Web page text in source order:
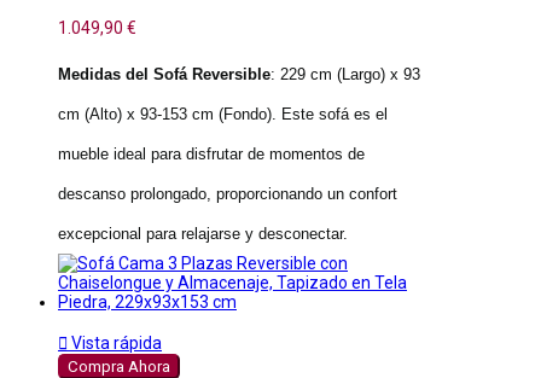
1.049,90 €
Medidas del Sofá Reversible: 229 cm (Largo) x 93
cm (Alto) x 93-153 cm (Fondo). Este sofá es el
mueble ideal para disfrutar de momentos de
descanso prolongado, proporcionando un confort
excepcional para relajarse y desconectar.
 Vista rápida
Compra Ahora